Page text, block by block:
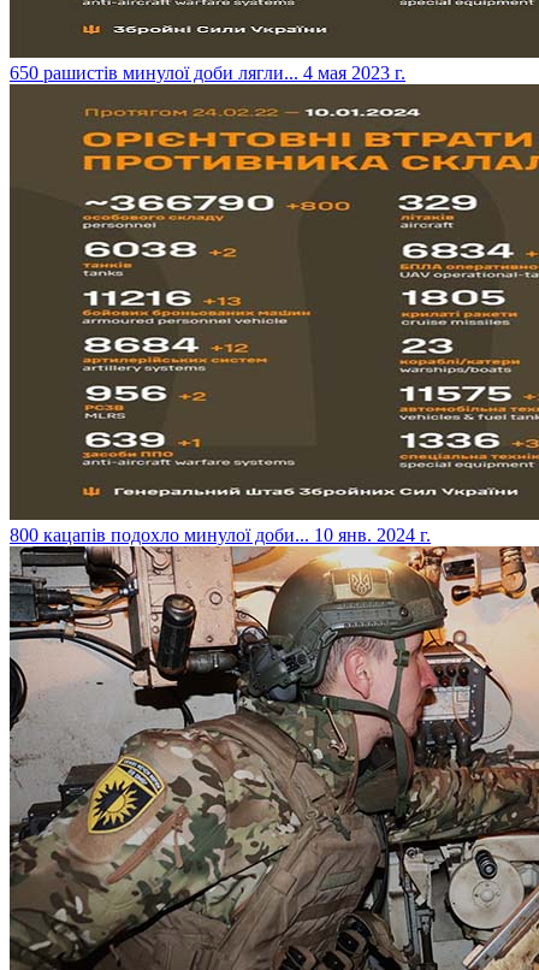
​650 рашистів минулої доби лягли... 4 мая 2023 г.
​800 кацапів подохло минулої доби... 10 янв. 2024 г.